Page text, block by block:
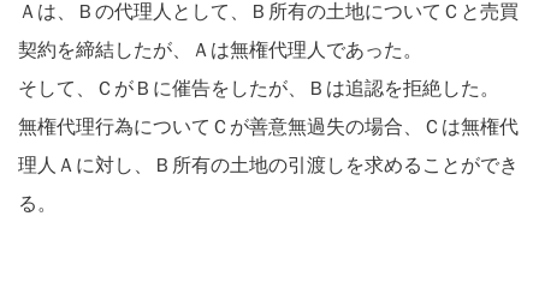
Ａは、Ｂの代理人として、Ｂ所有の土地についてＣと売買
契約を締結したが、Ａは無権代理人であった。
そして、ＣがＢに催告をしたが、Ｂは追認を拒絶した。
無権代理行為についてＣが善意無過失の場合、Ｃは無権代
理人Ａに対し、Ｂ所有の土地の引渡しを求めることができ
る。